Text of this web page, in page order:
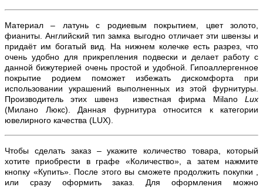
Материал – латунь с родиевым покрытием, цвет золото
фианиты. Английский тип замка выгодно отличает эти швензы и
придаёт им богатый вид. На нижнем колечке есть разрез, что
очень удобно для прикрепления подвески и делает работу с
данной бижутерией очень простой и удобной. Гипоаллергенное
покрытие родием поможет избежать дискомфорта при
использовании украшений выполненных из этой фурнитуры.
Производитель этих швенз известная фирма
Milano
Lux
(Милано Люкс). Данная фурнитура относится к категории
ювелирного качества (LUX)
Чтобы сделать заказ – укажите количество товара, который
хотите приобрести в графе «Количество», а затем нажмите
кнопку «Купить». После этого вы сможете продолжить покупки ,
или сразу оформить заказ. Для оформления можно